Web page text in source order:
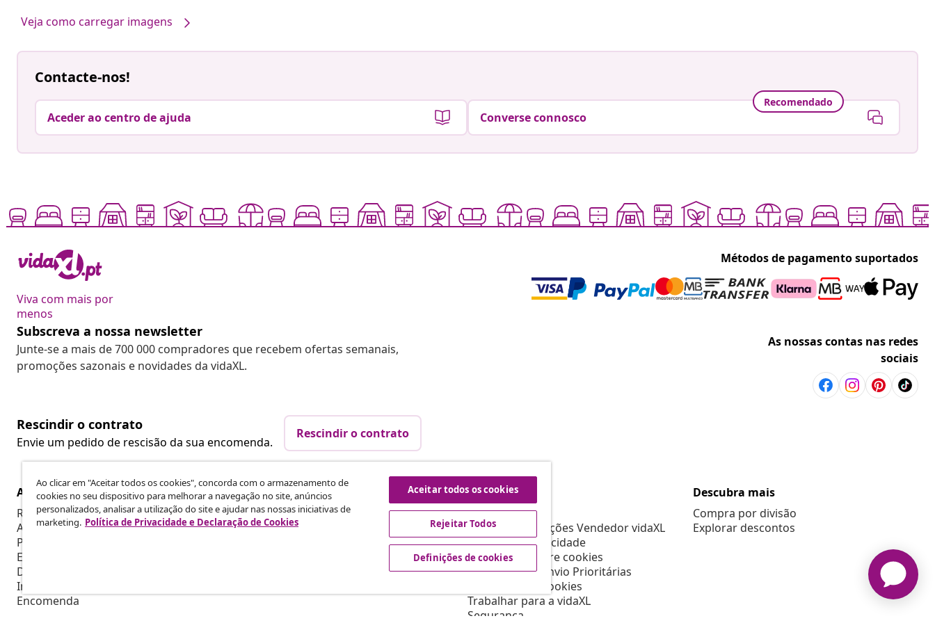
Veja como carregar imagens
Contacte-nos!
Aceder ao centro de ajuda
Recomendado
Converse connosco
Viva com mais por
menos
Métodos de pagamento suportados
Subscreva a nossa newsletter
Junte-se a mais de 700 000 compradores que recebem ofertas semanais,
promoções sazonais e novidades da vidaXL.
As nossas contas nas redes
sociais
Rescindir o contrato
Envie um pedido de rescisão da sua encomenda.
Rescindir o contrato
Atendimento ao cliente
Rastreie a sua encomenda
A minha conta
Pagamento
Envio & Entrega
Devolução
Informações sobre o produto
Encomenda
Empresas
Programa de Afiliados
Produzir para a vidaXL
vidaXL
Sobre vidaXL
Termos e Condições Vendedor vidaXL
Política de privacidade
Declaração sobre cookies
Condições de Envio Prioritárias
Definições de cookies
Trabalhar para a vidaXL
Segurança
Descubra mais
Compra por divisão
Explorar descontos
Ao clicar em "Aceitar todos os cookies", concorda com o armazenamento de
cookies no seu dispositivo para melhorar a navegação no site, anúncios
personalizados, analisar a utilização do site e ajudar nas nossas iniciativas de
marketing. Política de Privacidade e Declaração de Cookies
Aceitar todos os cookies
Rejeitar Todos
Definições de cookies